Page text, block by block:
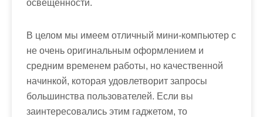
освещенности.
В целом мы имеем отличный мини-компьютер с
не очень оригинальным оформлением и
средним временем работы, но качественной
начинкой, которая удовлетворит запросы
большинства пользователей. Если вы
заинтересовались этим гаджетом, то